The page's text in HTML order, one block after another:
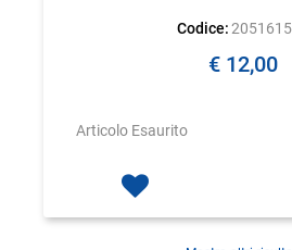
Codice:
€ 12,00
Articolo Esaurito